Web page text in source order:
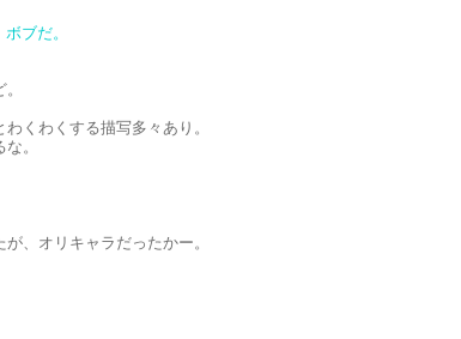
ブだ。
くわくする描写多々あり。
。
、オリキャラだったかー。